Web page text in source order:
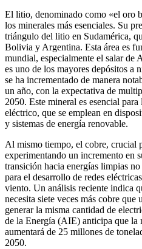
El litio, denominado como «el oro
los minerales más esenciales. Su
triángulo del litio en Sudamérica,
Bolivia y Argentina. Esta área es
mundial, especialmente el salar de
es uno de los mayores depósitos a
se ha incrementado de manera
un año, con la expectativa de
2050. Este mineral es esencial
eléctrico, que se emplean en
y sistemas de energía renovable.
Al mismo tiempo, el cobre, crucial
experimentando un incremento en
transición hacia energías limpias
para el desarrollo de redes
viento. Un análisis reciente indica
necesita siete veces más cobre que
generar la misma cantidad de
de la Energía (AIE) anticipa que la
aumentará de 25 millones de
2050.